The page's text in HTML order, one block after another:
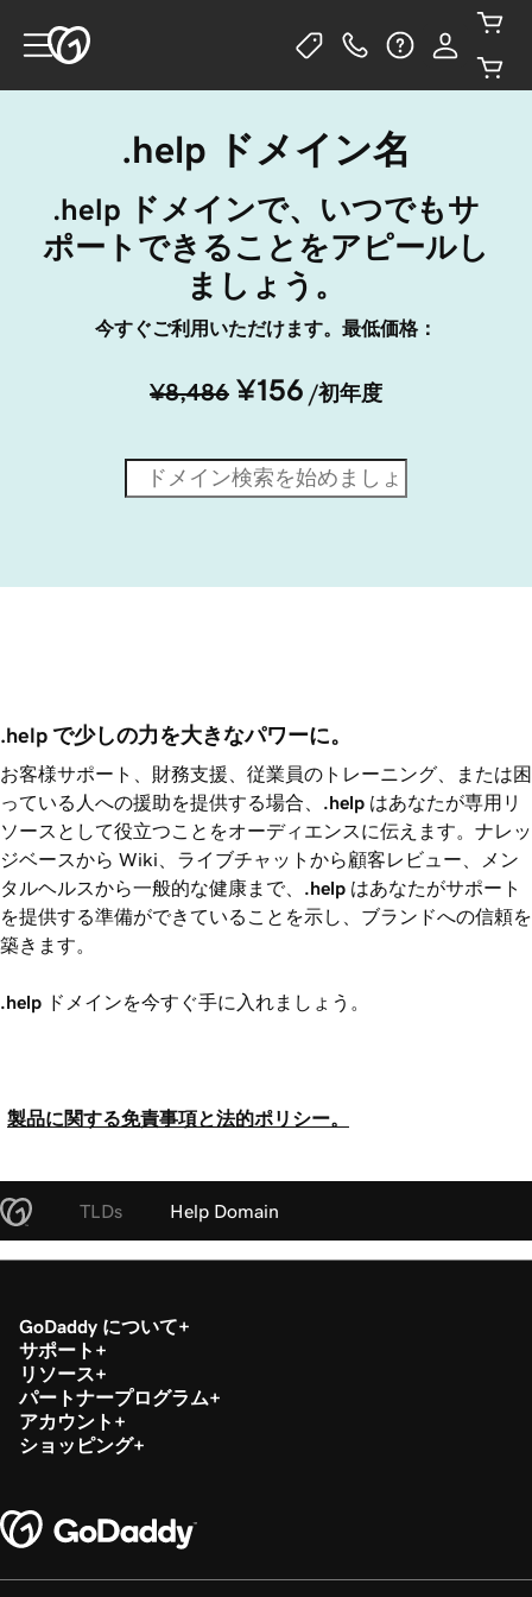
.help ドメイン名
.help ドメインで、いつでもサ
ポートできることをアピールし
ましょう。
今すぐご利用いただけます。最低価格：
¥8,486 ¥156 /初年度
.help で少しの力を大きなパワーに。
お客様サポート、財務支援、従業員のトレーニング、または困
っている人への援助を提供する場合、
.help はあなたが専用リ
ソースとして役立つことをオーディエンスに伝えます。ナレッ
ジベースから Wiki、ライブチャットから顧客レビュー、メン
タルヘルスから一般的な健康まで、
.help はあなたがサポート
を提供する準備ができていることを示し、ブランドへの信頼を
築きます。
.help ドメインを今すぐ手に入れましょう。
製品に関する免責事項と法的ポリシー。
TLDs Help Domain
GoDaddy について
サポート
リソース
パートナープログラム
アカウント
ショッピング